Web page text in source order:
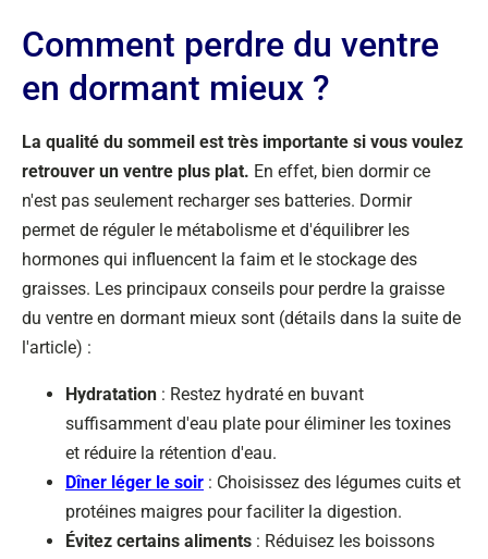
Comment perdre du ventre
en dormant mieux ?
La qualité du sommeil est très importante si vous voulez
retrouver un ventre plus plat. En effet, bien dormir ce
n'est pas seulement recharger ses batteries. Dormir
permet de réguler le métabolisme et d'équilibrer les
hormones qui influencent la faim et le stockage des
graisses. Les principaux conseils pour perdre la graisse
du ventre en dormant mieux sont (détails dans la suite de
l'article) :
Hydratation : Restez hydraté en buvant
suffisamment d'eau plate pour éliminer les toxines
et réduire la rétention d'eau.
Dîner léger le soir : Choisissez des légumes cuits et
protéines maigres pour faciliter la digestion.
Évitez certains aliments : Réduisez les boissons